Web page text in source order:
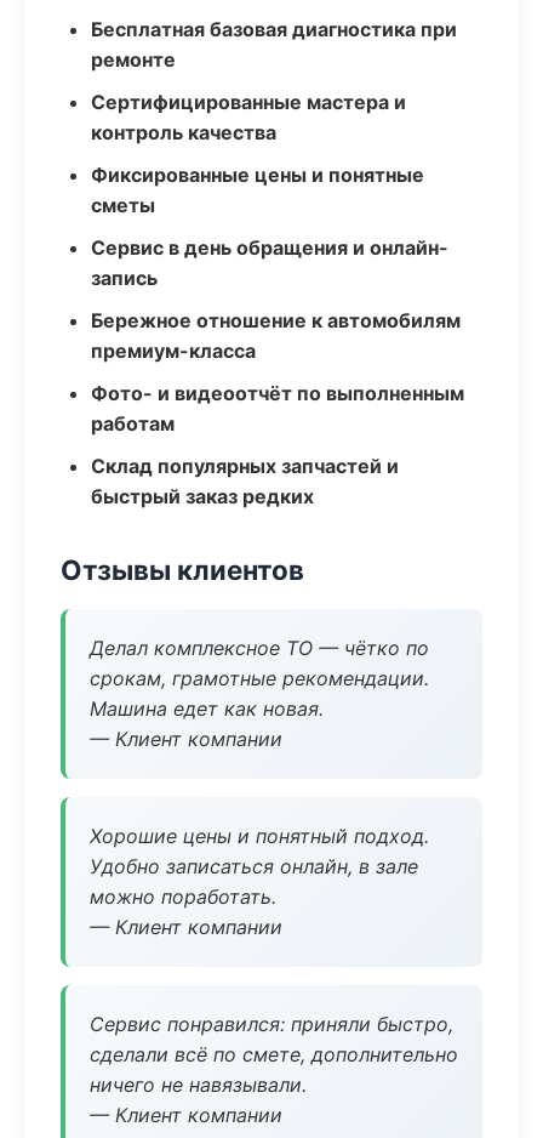
Бесплатная базовая диагностика при
ремонте
Сертифицированные мастера и
контроль качества
Фиксированные цены и понятные
сметы
Сервис в день обращения и онлайн-
запись
Бережное отношение к автомобилям
премиум-класса
Фото- и видеоотчёт по выполненным
работам
Склад популярных запчастей и
быстрый заказ редких
Отзывы клиентов
Делал комплексное ТО — чётко по
срокам, грамотные рекомендации.
Машина едет как новая.
— Клиент компании
Хорошие цены и понятный подход.
Удобно записаться онлайн, в зале
можно поработать.
— Клиент компании
Сервис понравился: приняли быстро,
сделали всё по смете, дополнительно
ничего не навязывали.
— Клиент компании